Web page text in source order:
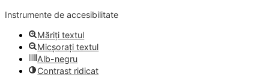
Instrumente de accesibilitate
Măriți textul
Micșorați textul
Alb-negru
Contrast ridicat